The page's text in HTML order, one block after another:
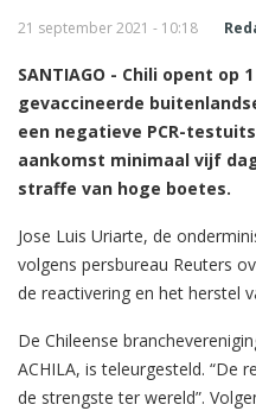
21 september 2021 - 10:18
SANTIAGO - Chili opent
gevaccineerde
een negatieve PCR-
aankomst minimaal vijf
straffe van hoge boetes.
Jose Luis Uriarte, de
volgens persbureau Reuters
de reactivering en het herstel
De Chileense
ACHILA, is teleurgesteld. “De
de strengste ter wereld”.